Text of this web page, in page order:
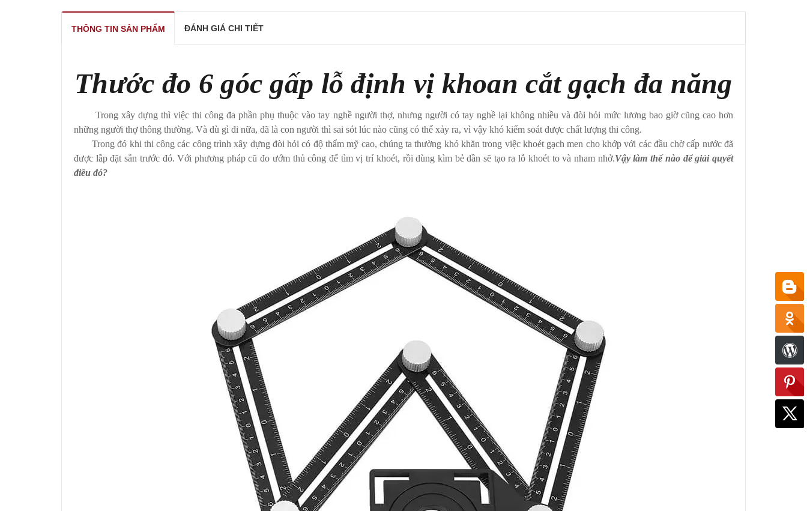
THÔNG TIN SẢN PHẨM ĐÁNH GIÁ CHI TIẾT
Thước đo 6 góc gấp lỗ định vị khoan cắt gạch đa năng
Trong xây dựng thì việc thi công đa phần phụ thuộc vào tay nghề người thợ, nhưng người có tay nghề lại không nhiều và đòi hỏi mức lương bao giờ cũng cao hơn
những người thợ thông thường. Và dù gì đi nữa, đã là con người thì sai sót lúc nào cũng có thể xảy ra, vì vậy khó kiểm soát được chất lượng thi công.
Trong đó khi thi công các công trình xây dựng đòi hỏi có độ thẩm mỹ cao, chúng ta thường khó khăn trong việc khoét gạch men cho khớp với các đầu chờ cấp nước đã
được lắp đặt sẵn trước đó. Với phương pháp cũ đo ướm thủ công để tìm vị trí khoét, rồi dùng kìm bẻ dần sẽ tạo ra lỗ khoét to và nham nhở.Vậy làm thế nào để giải quyết
điều đó?